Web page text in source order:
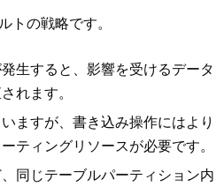
トの戦略です。
生すると、影響を受けるデータ
れます。
ますが、書き込み操作にはより
ティングリソースが必要です。
同じテーブルパーティション内